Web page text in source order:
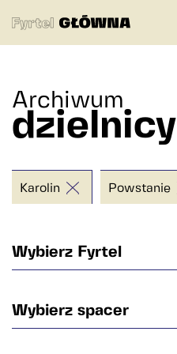
Fyrtel
Główna
archiwum
dzielnicy
w
Poznaniu
Archiwum
dzielnicy
Karolin Powstanie
Wybierz Fyrtel
Gnieźnieńska
Wybierz spacer